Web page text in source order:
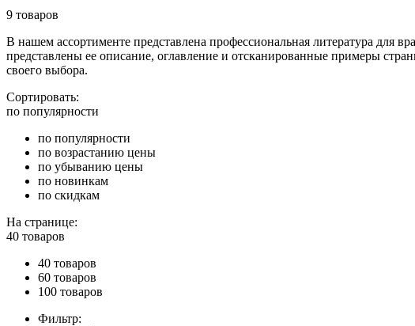
9 товаров
В нашем ассортименте представлена профессиональная литература для
представлены ее описание, оглавление и отсканированные примеры
своего выбора.
Сортировать:
по популярности
по популярности
по возрастанию цены
по убыванию цены
по новинкам
по скидкам
На странице:
40 товаров
40 товаров
60 товаров
100 товаров
Фильтр: